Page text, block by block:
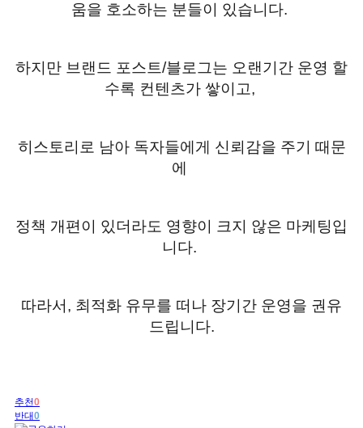
움을 호소하는 분들이 있습니다.
하지만 브랜드 포스트/블로그는 오랜기간 운영 할
수록 컨텐츠가 쌓이고,
히스토리로 남아 독자들에게 신뢰감을 주기 때문
에
정책 개편이 있더라도 영향이 크지 않은 마케팅입
니다.
따라서 , 최적화 유무를 떠나 장기간 운영을 권유
드립니다.
추천0
반대0